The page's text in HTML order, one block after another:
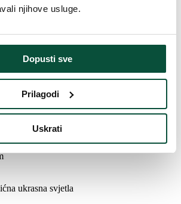
njihove usluge.
Dopusti sve
Prilagodi
Uskrati
nijanse bijele i zlatne, RGB-pun spektar
ukrasna svjetla